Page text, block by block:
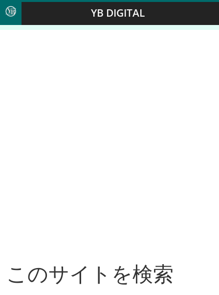
YB DIGITAL
このサイトを検索